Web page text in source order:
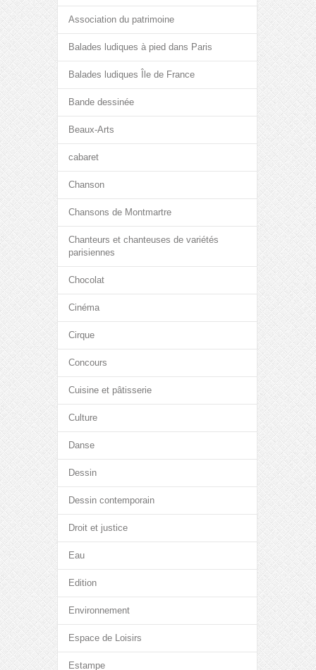
Association du patrimoine
Balades ludiques à pied dans Paris
Balades ludiques Île de France
Bande dessinée
Beaux-Arts
cabaret
Chanson
Chansons de Montmartre
Chanteurs et chanteuses de variétés
parisiennes
Chocolat
Cinéma
Cirque
Concours
Cuisine et pâtisserie
Culture
Danse
Dessin
Dessin contemporain
Droit et justice
Eau
Edition
Environnement
Espace de Loisirs
Estampe